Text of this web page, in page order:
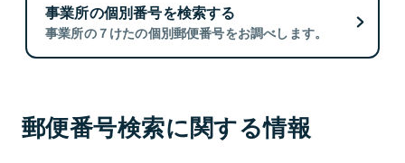
事業所の個別番号を検索する
事業所の７けたの個別郵便番号をお調べします。
郵便番号検索に関する情報